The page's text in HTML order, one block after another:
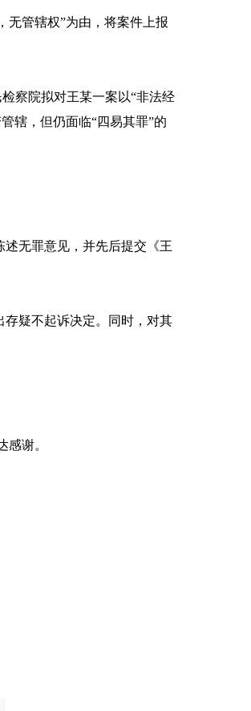
管辖权”为由，将案件上报
察院拟对王某一案以“非法经
辖，但仍面临“四易其罪”的
无罪意见，并先后提交《王
疑不起诉决定。同时，对其
谢。